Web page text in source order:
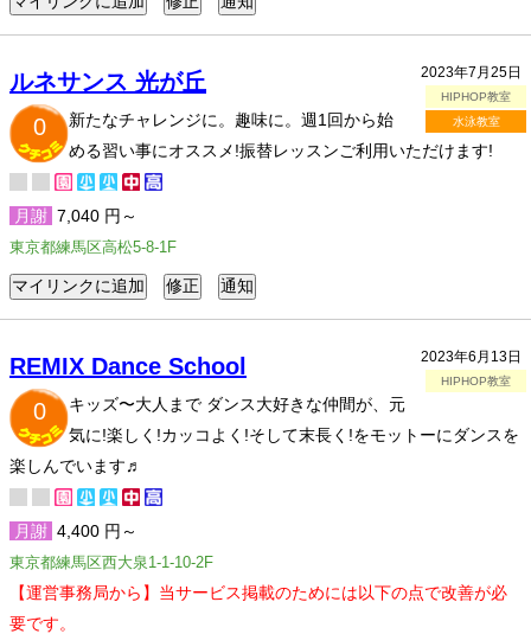
2023年7月25日
HIPHOP教室
水泳教室
ルネサンス 光が丘
0
新たなチャレンジに。趣味に。週1回から始
める習い事にオススメ!振替レッスンご利用いただけます!
月謝 7,040 円～
東京都練馬区高松5-8-1F
2023年6月13日
HIPHOP教室
REMIX Dance School
0
キッズ〜大人まで ダンス大好きな仲間が、元
気に!楽しく!カッコよく!そして末長く!をモットーにダンスを
楽しんでいます♬
月謝 4,400 円～
東京都練馬区西大泉1-1-10-2F
【運営事務局から】当サービス掲載のためには以下の点で改善が必
要です。